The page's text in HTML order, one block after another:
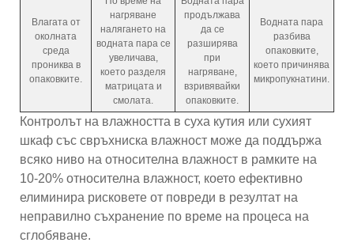
Влагата от
околната
среда
прониква в
опаковките.
нагряване
налягането на
водната пара се
увеличава,
което разделя
матрицата и
смолата.
продължава
да се
разширява
при
нагряване,
взривявайки
опаковките.
Водната пара
разбива
опаковките,
което причинява
микропукнатини.
Контролът на влажността в суха кутия или сухият
шкаф със свръхниска влажност може да поддържа
всяко ниво на относителна влажност в рамките на
10-20% относителна влажност, което ефективно
елиминира рисковете от повреди в резултат на
неправилно съхранение по време на процеса на
сглобяване.